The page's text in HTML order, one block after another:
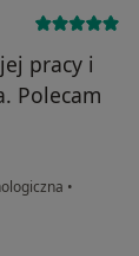
pracy i
Polecam
•